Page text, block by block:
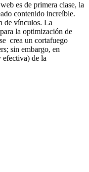
es de primera clase, la
contenido increíble.
de vínculos. La
la optimización de
crea un cortafuego
sin embargo, en
efectiva) de la